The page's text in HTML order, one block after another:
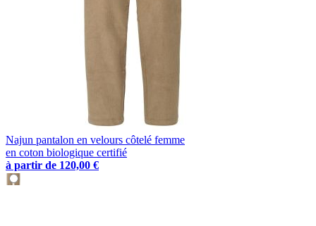
Najun pantalon en velours côtelé femme
en coton biologique certifié
à partir de 120,00 €